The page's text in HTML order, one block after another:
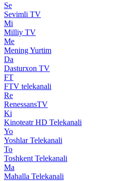
Se
Sevimli TV
Mi
Milliy TV
Me
Mening Yurtim
Da
Dasturxon TV
FT
FTV telekanali
Re
RenessansTV
Ki
Kinoteatr HD Telekanali
Yo
Yoshlar Telekanali
To
Toshkent Telekanali
Ma
Mahalla Telekanali